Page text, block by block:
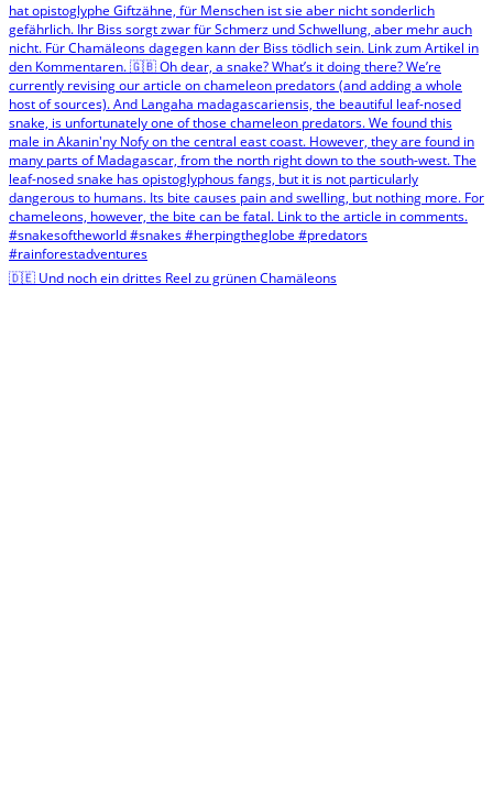
🇩🇪 Und noch ein drittes Reel zu grünen Chamäleons